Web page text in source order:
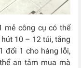
mẻ công cụ có thể
10 – 12 túi, tăng
đổi 1 cho hàng lỗi,
an tâm mua mà